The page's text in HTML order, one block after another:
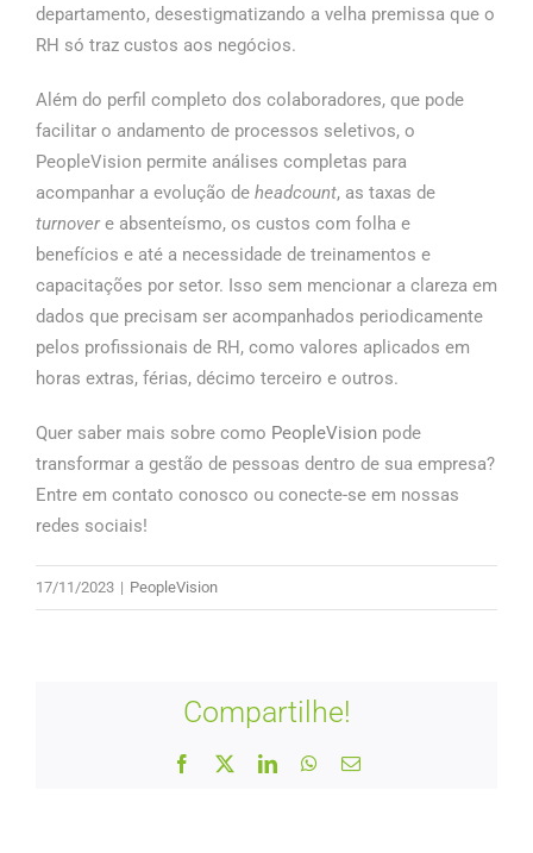
departamento, desestigmatizando a velha premissa que o
RH só traz custos aos negócios.
Além do perfil completo dos colaboradores, que pode
facilitar o andamento de processos seletivos, o
PeopleVision permite análises completas para
acompanhar a evolução de headcount, as taxas de
turnovere absenteísmo, os custos com folha e
benefícios e até a necessidade de treinamentos e
capacitações por setor. Isso sem mencionar a clareza em
dados que precisam ser acompanhados periodicamente
pelos profissionais de RH, como valores aplicados em
horas extras, férias, décimo terceiro e outros.
Quer saber mais sobre como PeopleVision pode
transformar a gestão de pessoas dentro de sua empresa?
Entre em contato conosco ou conecte-se em nossas
redes sociais!
17/11/2023 | PeopleVision
Compartilhe!
Facebook LinkedInWhatsApp
E-